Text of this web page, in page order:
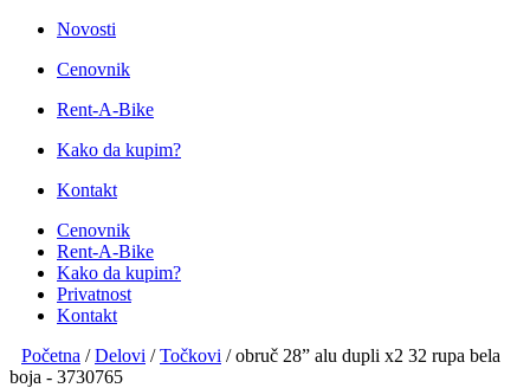
Novosti
Cenovnik
Rent-A-Bike
Kako da kupim?
Kontakt
Cenovnik
Rent-A-Bike
Kako da kupim?
Privatnost
Kontakt
Početna /Delovi /Točkovi /obruč 28” alu dupli x2 32 rupa bela
boja - 3730765